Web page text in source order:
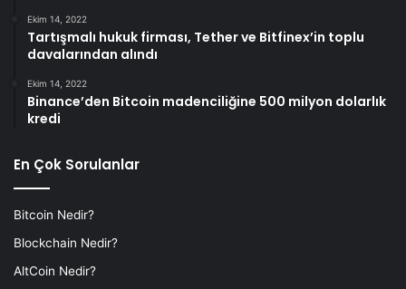
Ekim 14, 2022
Tartışmalı hukuk firması, Tether ve Bitfinex’in toplu
davalarından alındı
Ekim 14, 2022
Binance’den Bitcoin madenciliğine 500 milyon dolarlık
kredi
En Çok Sorulanlar
Bitcoin Nedir?
Blockchain Nedir?
AltCoin Nedir?